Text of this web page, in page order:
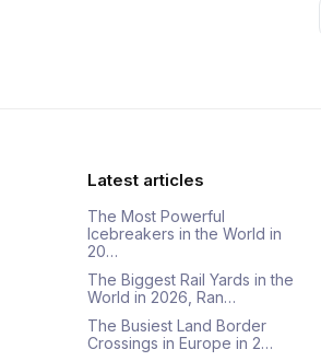
Latest articles
The Most Powerful
Icebreakers in the World in
20…
The Biggest Rail Yards in the
World in 2026, Ran…
The Busiest Land Border
Crossings in Europe in 2…